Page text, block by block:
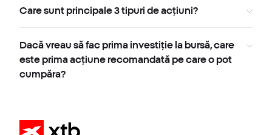
Care sunt principale 3 tipuri de acțiuni?
Dacă vreau să fac prima investiție la bursă, care
este prima acțiune recomandată pe care o pot
cumpăra?